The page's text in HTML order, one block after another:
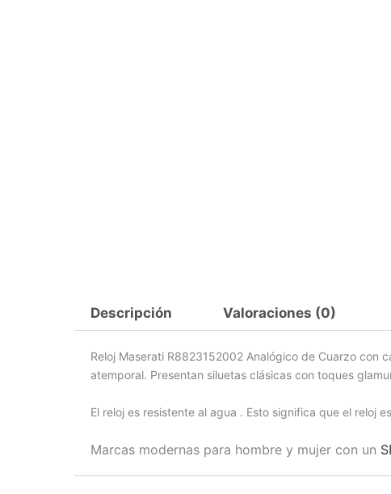
Descripción Valoraciones (0)
Reloj Maserati R8823152002 Analógico de Cuarzo con
atemporal. Presentan siluetas clásicas con toques
El reloj es resistente al agua . Esto significa que el reloj
Marcas modernas para hombre y mujer con un